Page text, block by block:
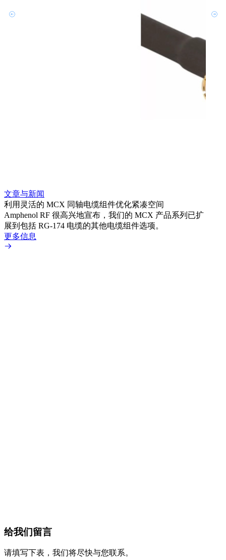
文章与新闻
利用灵活的 MCX 同轴电缆组件优化紧凑空间
Amphenol RF 很高兴地宣布，我们的 MCX 产品系列已扩
展到包括 RG-174 电缆的其他电缆组件选项。
更多信息
给我们留言
请填写下表，我们将尽快与您联系。